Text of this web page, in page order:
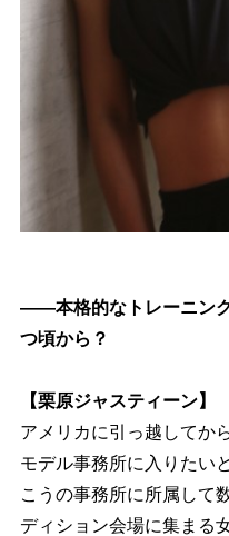
――本格的なトレーニン
つ頃から？
【栗原ジャスティーン】
アメリカに引っ越してか
モデル事務所に入りたい
こうの事務所に所属して
ディション会場に集まる